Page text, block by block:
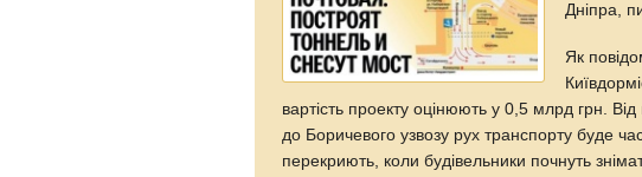
Дніпра,
Як
вартість проекту оцінюють у 0,5 млрд грн.
до Боричевого узвозу рух транспорту буде
перекриють, коли будівельники почнуть